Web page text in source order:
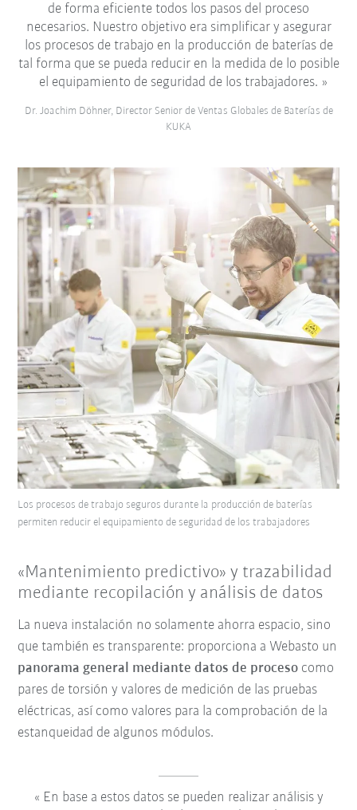
de forma eficiente todos los pasos del proceso
necesarios. Nuestro objetivo era simplificar y asegurar
los procesos de trabajo en la producción de baterías de
tal forma que se pueda reducir en la medida de lo posible
el equipamiento de seguridad de los trabajadores.
Dr. Joachim Döhner, Director Senior de Ventas Globales de Baterías de
KUKA
Los procesos de trabajo seguros durante la producción de baterías
permiten reducir el equipamiento de seguridad de los trabajadores
«Mantenimiento predictivo» y trazabilidad
mediante recopilación y análisis de datos
La nueva instalación no solamente ahorra espacio, sino
que también es transparente: proporciona a Webasto un
panorama general mediante datos de proceso como
pares de torsión y valores de medición de las pruebas
eléctricas, así como valores para la comprobación de la
estanqueidad de algunos módulos.
En base a estos datos se pueden realizar análisis y